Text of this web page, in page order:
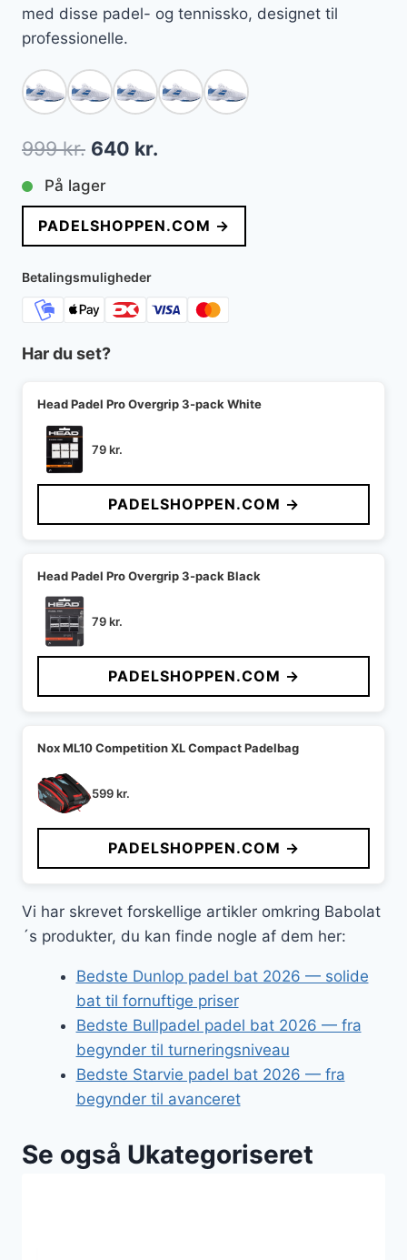
med disse padel- og tennissko, designet til
professionelle.
999kr. Den
oprindelige
pris
var:
999 kr..
640 kr.
pris
er:
På lager
PADELSHOPPEN.COM →
Betalingsmuligheder
Har du set?
Head Padel Pro Overgrip 3-pack White
79kr.
PADELSHOPPEN.COM →
Head Padel Pro Overgrip 3-pack Black
79kr.
PADELSHOPPEN.COM →
Nox ML10 Competition XL Compact Padelbag
599kr.
PADELSHOPPEN.COM →
Vi har skrevet forskellige artikler omkring Babolat
´s produkter, du kan finde nogle af dem her:
Bedste Dunlop padel bat 2026 — solide
bat til fornuftige priser
Bedste Bullpadel padel bat 2026 — fra
begynder til turneringsniveau
Bedste Starvie padel bat 2026 — fra
begynder til avanceret
Se også Ukategoriseret